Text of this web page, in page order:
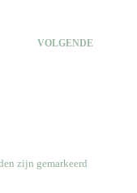
VOLGENDE
zijn gemarkeerd